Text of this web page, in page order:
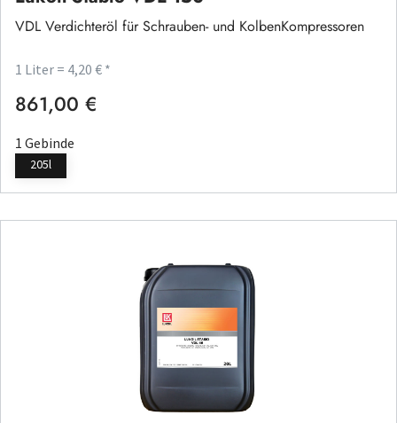
VDL Verdichteröl für Schrauben- und KolbenKompressoren
1 Liter = 4,20 € *
Regulärer Preis:
861,00 €
1 Gebinde
205l